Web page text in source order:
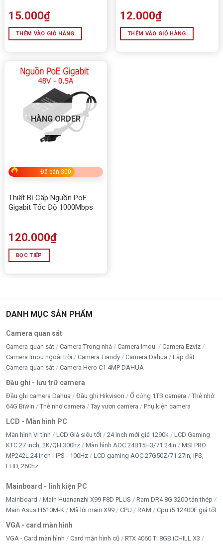
15.000₫
THÊM VÀO GIỎ HÀNG
12.000₫
THÊM VÀO GIỎ HÀNG
HÀNG ORDER
Đã bán 300
Thiết Bị Cấp Nguồn PoE
Gigabit Tốc Độ 1000Mbps
120.000₫
ĐỌC TIẾP
DANH MỤC SẢN PHẨM
Camera quan sát
Camera quan sát Camera Trong nhà Camera Imou
Camera Ezviz
Camera Imou ngoài trời
Camera Tiandy Camera Dahua
Lắp đặt
Camera quan sát
Camera Hero C1 4MP DAHUA
Đầu ghi - lưu trữ camera
Đầu ghi camera Dahua Đầu ghi Hikvison Ổ cứng 1TB camera
Thẻ nhớ
64G Biwin
Thẻ nhớ camera Tay vươn camera Phụ kiện camera
LCD - Màn hình PC
Màn hình Vi tính LCD Giá siêu tốt 24 inch mới giá 1290k
LCD Gaming
KTC 27 inch, 2K/QH 300hz
Màn hình AOC 24B15H3/71 24in
MSI PRO
MP242L 24 inch - IPS - 100Hz
LCD gaming AOC 27G50Z/71 27in, IPS,
FHD, 260hz
Mainboard - linh kiện PC
Mainboard Main Huananzhi X99 F8D PLUS
Ram DR4 8G 3200 tản thép
Main Asus H510M-K
Mã lỗi main X99 CPU RAM Cpu i5 12400F giá tốt
VGA - card màn hình
VGA - Card màn hình Card màn hình cũ
RTX 4060 Ti 8GB iCHILL X3